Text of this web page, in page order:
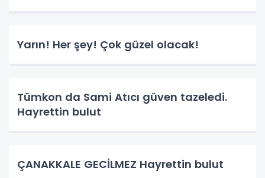
Yarın! Her şey! Çok güzel olacak!
Tümkon da Sami Atıcı güven tazeledi.
Hayrettin bulut
ÇANAKKALE GECİLMEZ Hayrettin bulut